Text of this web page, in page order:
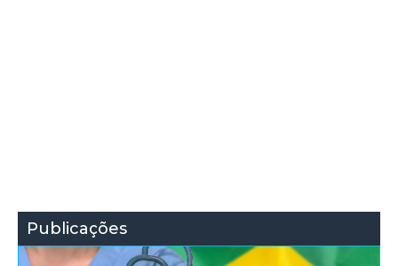
Publicações